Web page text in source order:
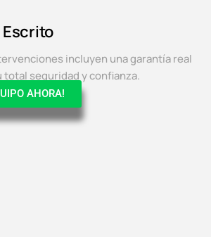
incluyen una garantía real
total seguridad y confianza.
AHORA!